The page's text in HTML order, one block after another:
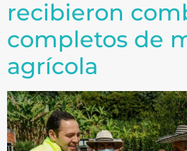
recibieron
completos de
agrícola